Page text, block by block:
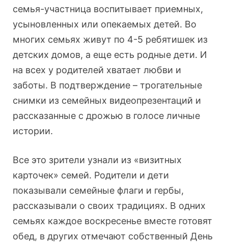
семья-участница воспитывает приемных,
усыновленных или опекаемых детей. Во
многих семьях живут по 4-5 ребятишек из
детских домов, а еще есть родные дети. И
на всех у родителей хватает любви и
заботы. В подтверждение – трогательные
снимки из семейных видеопрезентаций и
рассказанные с дрожью в голосе личные
истории.
Все это зрители узнали из «визитных
карточек» семей. Родители и дети
показывали семейные флаги и гербы,
рассказывали о своих традициях. В одних
семьях каждое воскресенье вместе готовят
обед, в других отмечают собственный День